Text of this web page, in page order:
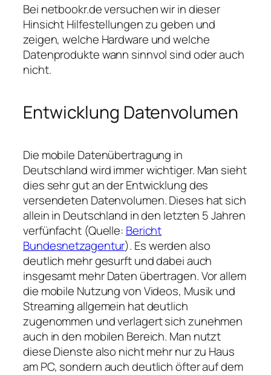
Bei netbookr.de versuchen wir in dieser
Hinsicht Hilfestellungen zu geben und
zeigen, welche Hardware und welche
Datenprodukte wann sinnvol sind oder auch
nicht.
Entwicklung Datenvolumen
Die mobile Datenübertragung in
Deutschland wird immer wichtiger. Man sieht
dies sehr gut an der Entwicklung des
versendeten Datenvolumen. Dieses hat sich
allein in Deutschland in den letzten 5 Jahren
verfünfacht (Quelle: Bericht
Bundesnetzagentur). Es werden also
deutlich mehr gesurft und dabei auch
insgesamt mehr Daten übertragen. Vor allem
die mobile Nutzung von Videos, Musik und
Streaming allgemein hat deutlich
zugenommen und verlagert sich zunehmen
auch in den mobilen Bereich. Man nutzt
diese Dienste also nicht mehr nur zu Haus
am PC, sondern auch deutlich öfter auf dem